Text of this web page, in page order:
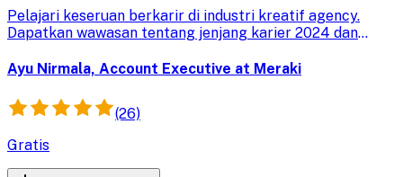
Pelajari keseruan berkarir di industri kreatif agency.
Dapatkan wawasan tentang jenjang karier 2024 dan
masa depan yang cerah.
Ayu Nirmala, Account Executive at Meraki
(26)
Gratis